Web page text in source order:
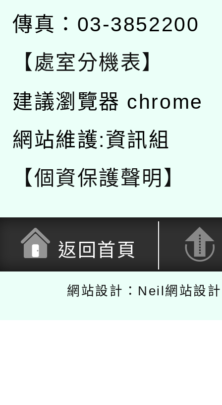
傳真：03-3852200
【處室分機表】
建議瀏覽器 chrome
網站維護:資訊組
【個資保護聲明】
返回首頁
網站設計：Neil網站設